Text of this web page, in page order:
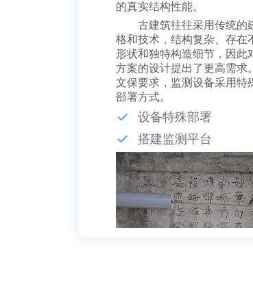
的真实结构性能。
古建筑往往采用传统的
格和技术，结构复杂、存在
形状和独特构造细节，因此
方案的设计提出了更高需求
文保要求，监测设备采用特
部署方式。
设备特殊部署
搭建监测平台